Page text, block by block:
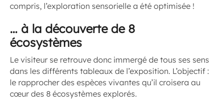
compris, l’exploration sensorielle a été optimisée !
… à la découverte de 8
écosystèmes
Le visiteur se retrouve donc immergé de tous ses sens
dans les différents tableaux de l’exposition. L’objectif :
le rapprocher des espèces vivantes qu’il croisera au
cœur des 8 écosystèmes explorés.